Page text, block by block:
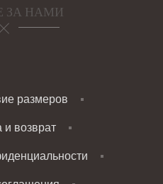
ЗА НАМИ
размеров
и возврат